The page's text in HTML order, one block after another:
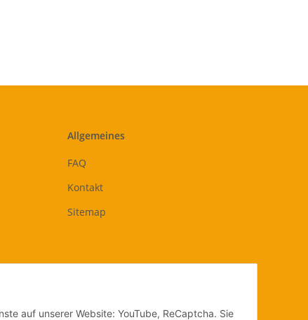
auf unserer Website: YouTube, ReCaptcha. Sie
Allgemeines
FAQ
Kontakt
Sitemap